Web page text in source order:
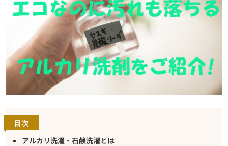
目次
アルカリ洗濯・石鹸洗濯とは